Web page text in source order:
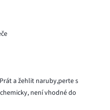
a žehlit naruby,perte s
není vhodné do